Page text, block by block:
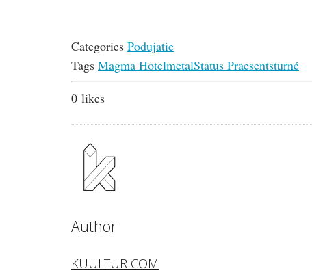
Categories Podujatie
Tags Magma HotelmetalStatus Praesentsturné
0 likes
Author
KUULTUR COM